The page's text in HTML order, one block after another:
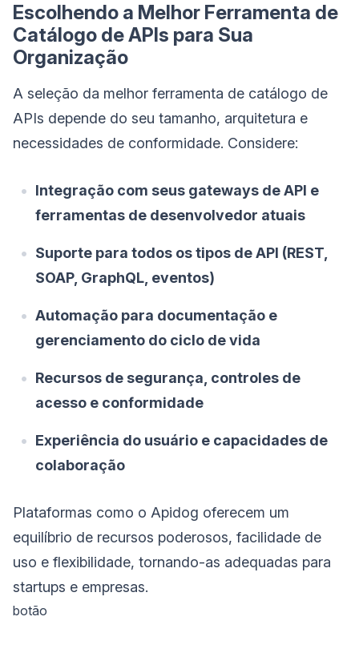
Escolhendo a Melhor Ferramenta de
Catálogo de APIs para Sua
Organização
A seleção da melhor ferramenta de catálogo de
APIs depende do seu tamanho, arquitetura e
necessidades de conformidade. Considere:
Integração com seus gateways de API e
ferramentas de desenvolvedor atuais
Suporte para todos os tipos de API (REST,
SOAP, GraphQL, eventos)
Automação para documentação e
gerenciamento do ciclo de vida
Recursos de segurança, controles de
acesso e conformidade
Experiência do usuário e capacidades de
colaboração
Plataformas como o Apidog oferecem um
equilíbrio de recursos poderosos, facilidade de
uso e flexibilidade, tornando-as adequadas para
startups e empresas.
botão